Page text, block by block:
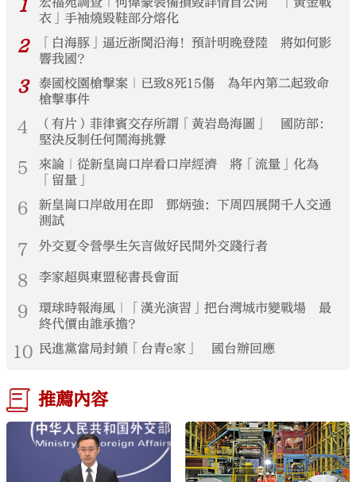
1
衣」手袖燒毀鞋部分熔化
2
「白海豚」逼近浙閩沿海！預計明晚登陸 將如何影
響我國？
3
泰國校園槍擊案｜已致8死15傷 為年內第二起致命
槍擊事件
4
（有片）菲律賓交存所謂「黃岩島海圖」 國防部：
堅決反制任何鬧海挑釁
5
來論｜從新皇崗口岸看口岸經濟 將「流量」化為
「留量」
6
新皇崗口岸啟用在即 鄧炳強：下周四展開千人交通
測試
7 外交夏令營學生矢言做好民間外交踐行者
8 李家超與東盟秘書長會面
9
環球時報海風｜「漢光演習」把台灣城市變戰場 最
終代價由誰承擔？
10 民進黨當局封鎖「台青e家」 國台辦回應
推薦內容